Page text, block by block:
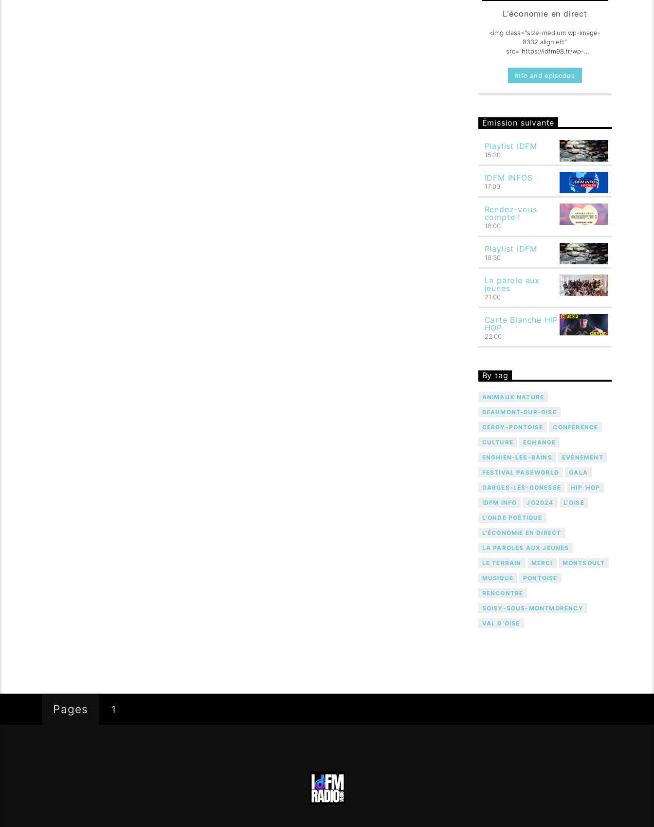
L'économie en direct
<img class="size-medium wp-image-
8332 alignleft"
src="https://idfm98.fr/wp-
300x300.png" alt="" width="300"
height="300" [...]
Info and episodes
Émission suivante
Playlist IDFM
15:30
IDFM INFOS
17:00
Rendez-vous
compte !
18:00
Playlist IDFM
18:30
La parole aux
jeunes
21:00
Carte Blanche HIP
HOP
22:00
By tag
ANIMAUX NATURE
BEAUMONT-SUR-OISE
CERGY-PONTOISE CONFÉRENCE
CULTURE ECHANGE
ENGHIEN-LES-BAINS EVÈNEMENT
FESTIVAL PASSWORLD GALA
GARGES-LES-GONESSE HIP-HOP
IDFM INFO JO2024 L'OISE
L'ONDE POÉTIQUE
L'ÉCONOMIE EN DIRECT
LA PAROLES AUX JEUNES
LE TERRAIN MERCI MONTSOULT
MUSIQUE PONTOISE
RENCONTRE
SOISY-SOUS-MONTMORENCY
VAL D'OISE
Pages 1